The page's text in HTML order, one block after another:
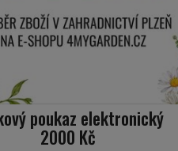
poukaz elektronický
2000 Kč